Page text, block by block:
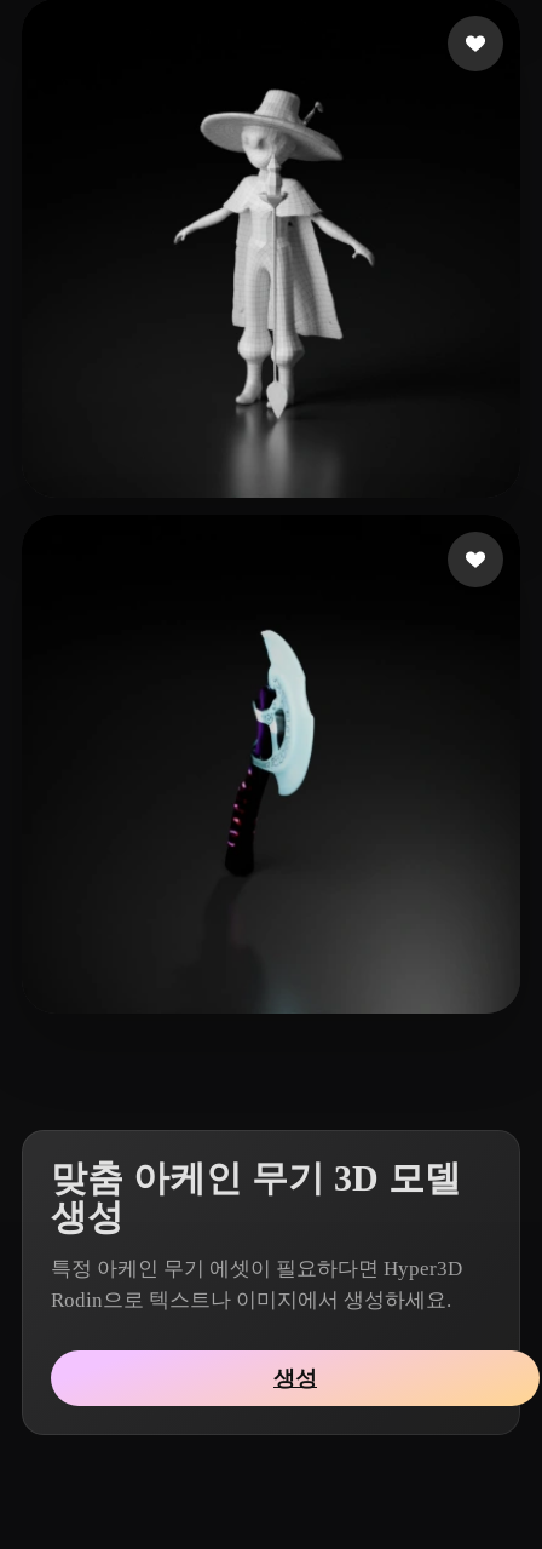
맞춤 아케인 무기 3D 모델
생성
특정 아케인 무기 에셋이 필요하다면 Hyper3D
Rodin으로 텍스트나 이미지에서 생성하세요.
생성